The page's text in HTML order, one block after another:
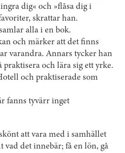
dig« och »flåsa dig i
skrattar han.
alla i en bok.
och märker att det finns
varandra. Annars tycker han
praktisera och lära sig ett yrke.
och praktiserade som
fanns tyvärr inget
att vara med i samhället
vad det innebär; få en lön, gå